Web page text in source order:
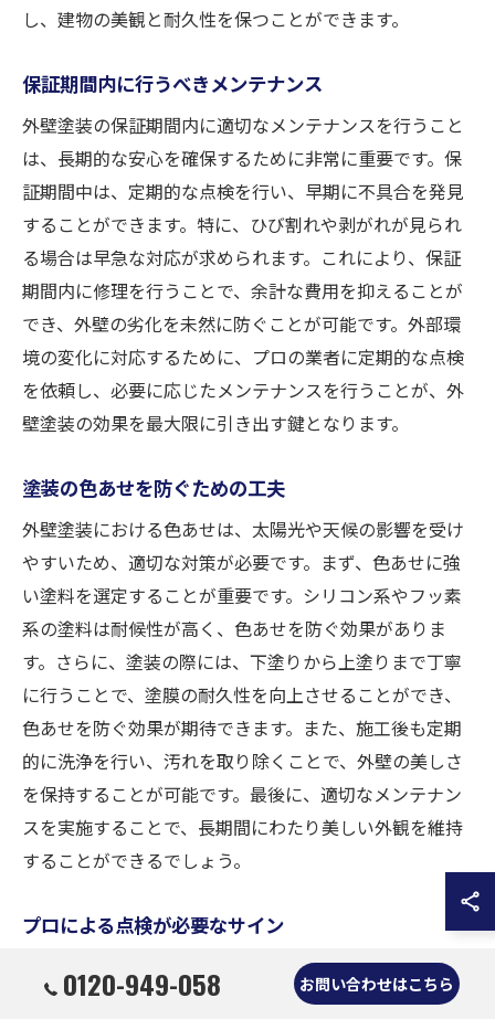
し、建物の美観と耐久性を保つことができます。
保証期間内に行うべきメンテナンス
外壁塗装の保証期間内に適切なメンテナンスを行うこと
は、長期的な安心を確保するために非常に重要です。保
証期間中は、定期的な点検を行い、早期に不具合を発見
することができます。特に、ひび割れや剥がれが見られ
る場合は早急な対応が求められます。これにより、保証
期間内に修理を行うことで、余計な費用を抑えることが
でき、外壁の劣化を未然に防ぐことが可能です。外部環
境の変化に対応するために、プロの業者に定期的な点検
を依頼し、必要に応じたメンテナンスを行うことが、外
壁塗装の効果を最大限に引き出す鍵となります。
塗装の色あせを防ぐための工夫
外壁塗装における色あせは、太陽光や天候の影響を受け
やすいため、適切な対策が必要です。まず、色あせに強
い塗料を選定することが重要です。シリコン系やフッ素
系の塗料は耐候性が高く、色あせを防ぐ効果がありま
す。さらに、塗装の際には、下塗りから上塗りまで丁寧
に行うことで、塗膜の耐久性を向上させることができ、
色あせを防ぐ効果が期待できます。また、施工後も定期
的に洗浄を行い、汚れを取り除くことで、外壁の美しさ
を保持することが可能です。最後に、適切なメンテナン
スを実施することで、長期間にわたり美しい外観を維持
することができるでしょう。
プロによる点検が必要なサイン
外壁塗装の美観と耐久性を保つためには、専門家による
点検が必要なサインを見逃さないことが大切です。具体
0120-949-058 お問い合わせはこちら